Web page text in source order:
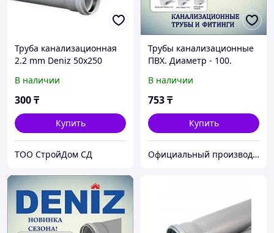
Труба канализационная
2.2 mm Deniz 50х250
В наличии
300₸
Купить
TOO CтpoйДoм CД
Трубы канализационные
ПВХ. Диаметр - 100.
метровые)
В наличии
753₸
Купить
Официальный производитель и дистрибьютор пластиковых труб Deniz и оконного профиля Wuko